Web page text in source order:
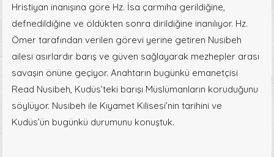
Hristiyan inanışına göre Hz. İsa çarmıha gerildiğine,
defnedildiğine ve öldükten sonra dirildiğine inanılıyor. Hz.
Ömer tarafından verilen görevi yerine getiren Nusibeh
ailesi asırlardır barış ve güven sağlayarak mezhepler arası
savaşın önüne geçiyor. Anahtarın bugünkü emanetçisi
Read Nusibeh, Kudüs’teki barışı Müslümanların koruduğunu
söylüyor. Nusibeh ile Kıyamet Kilisesi’nin tarihini ve
Kudüs’ün bugünkü durumunu konuştuk.